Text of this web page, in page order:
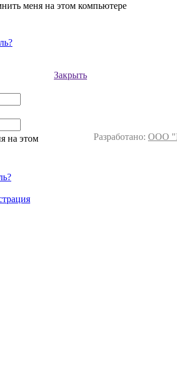
меня на этом компьютере
Закрыть
на этом
Разработано: ООО